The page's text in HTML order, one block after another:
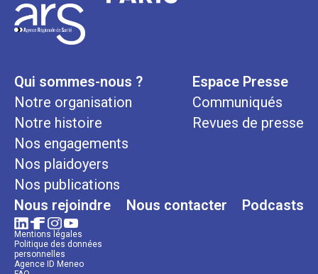
Qui sommes-nous ?
Notre organisation
Notre histoire
Nos engagements
Nos plaidoyers
Nos publications
Espace Presse
Communiqués
Revues de presse
Nous rejoindre Nous contacter Podcasts
Mentions légales
Politique des données
personnelles
Agence ID Meneo